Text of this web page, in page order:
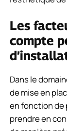
Les
compte
Dans le
de mise en
en fonction de
prendre en